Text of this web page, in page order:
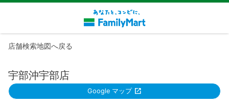
店舗検索地図へ戻る
宇部沖宇部店
Google マップ